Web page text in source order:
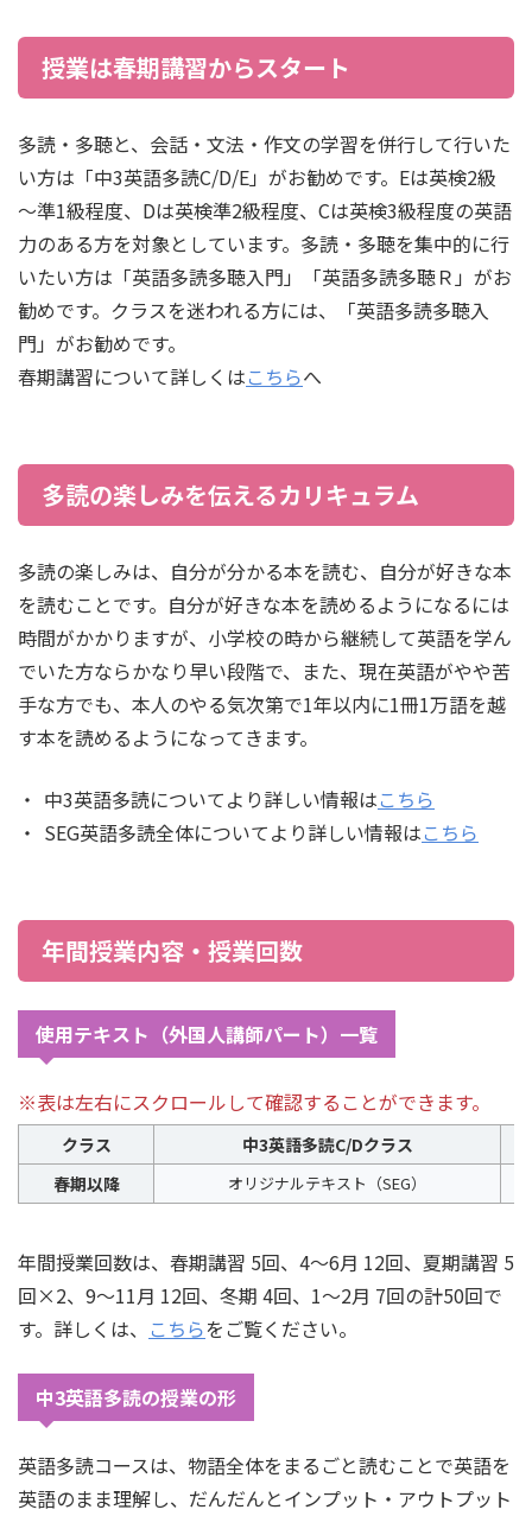
授業は春期講習からスタート
多読・多聴と、会話・文法・作文の学習を併行して行いた
い方は「中3英語多読C/D/E」がお勧めです。Eは英検2級
～準1級程度、Dは英検準2級程度、Cは英検3級程度の英語
力のある方を対象としています。多読・多聴を集中的に行
いたい方は「英語多読多聴入門」「英語多読多聴Ｒ」がお
勧めです。クラスを迷われる方には、「英語多読多聴入
門」がお勧めです。
春期講習について詳しくはこちらへ
多読の楽しみを伝えるカリキュラム
多読の楽しみは、自分が分かる本を読む、自分が好きな本
を読むことです。自分が好きな本を読めるようになるには
時間がかかりますが、小学校の時から継続して英語を学ん
でいた方ならかなり早い段階で、また、現在英語がやや苦
手な方でも、本人のやる気次第で1年以内に1冊1万語を越
す本を読めるようになってきます。
中3英語多読についてより詳しい情報はこちら
SEG英語多読全体についてより詳しい情報はこちら
年間授業内容・授業回数
使用テキスト（外国人講師パート）一覧
※表は左右にスクロールして確認することができます。
クラス
中3英語多読C/Dクラス
春期以降
オリジナルテキスト（SEG）
年間授業回数は、春期講習 5回、4～6月 12回、夏期講習 5
回×2、9～11月 12回、冬期 4回、1～2月 7回の計50回で
す。詳しくは、 こちらをご覧ください。
中3英語多読の授業の形
英語多読コースは、物語全体をまるごと読むことで英語を
英語のまま理解し、だんだんとインプット・アウトプット